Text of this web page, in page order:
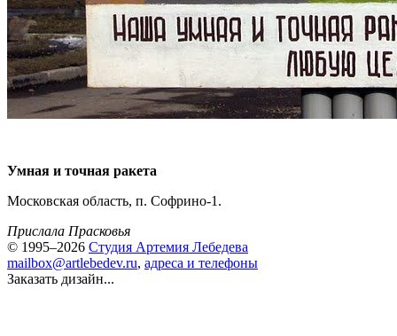
Умная и точная ракета
Московская область, п. Софрино-1.
Прислала Прасковья
© 1995–2026 Студия Артемия Лебедева
mailbox@artlebedev.ru, адреса и телефоны
Заказать дизайн...